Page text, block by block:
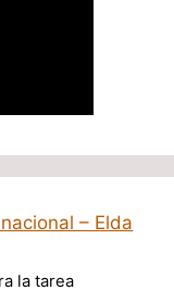
– Elda
la tarea